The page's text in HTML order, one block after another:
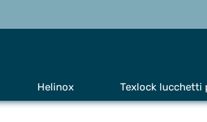
Helinox Texlock lucchetti